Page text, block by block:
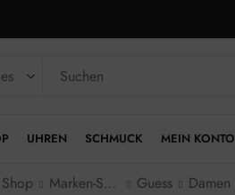
UHREN SCHMUCK MEIN KONTO
Shop Marken-Schmuck Guess Damen